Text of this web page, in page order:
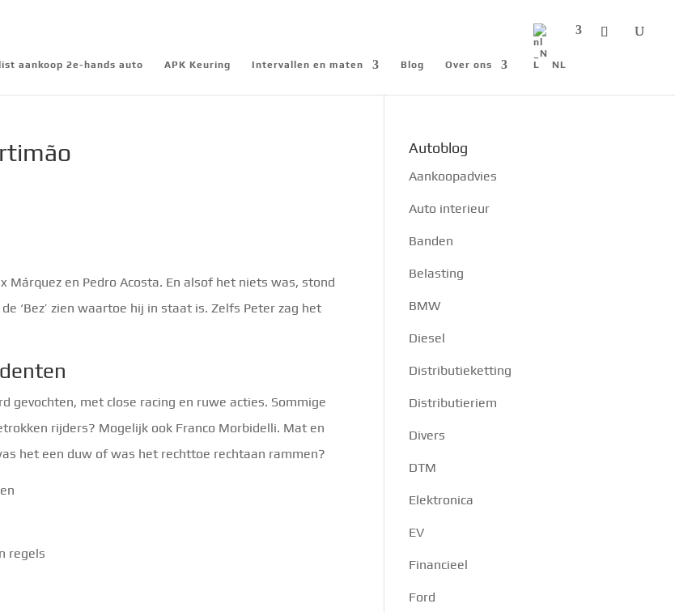
aankoop 2e-hands auto APK Keuring Intervallen en maten Blog Over ons NL
Márquez en Pedro Acosta. En alsof het niets was, stond
‘Bez’ zien waartoe hij in staat is. Zelfs Peter zag het
gevochten, met close racing en ruwe acties. Sommige
rijders? Mogelijk ook Franco Morbidelli. Mat en
het een duw of was het rechttoe rechtaan rammen?
regels
Autoblog
Aankoopadvies
Auto interieur
Banden
Belasting
BMW
Diesel
Distributieketting
Distributieriem
Divers
DTM
Elektronica
EV
Financieel
Ford